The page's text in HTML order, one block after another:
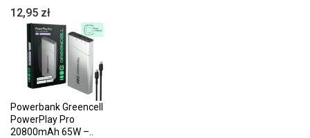
12,95 zł
Powerbank Greencell
PowerPlay Pro
20800mAh 65W –..